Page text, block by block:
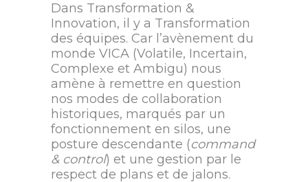
Dans Transformation &
Innovation, il y a Transformation
des équipes. Car l’avènement du
monde VICA (Volatile, Incertain,
Complexe et Ambigu) nous
amène à remettre en question
nos modes de collaboration
historiques, marqués par un
fonctionnement en silos, une
posture descendante (command
& control) et une gestion par le
respect de plans et de jalons.